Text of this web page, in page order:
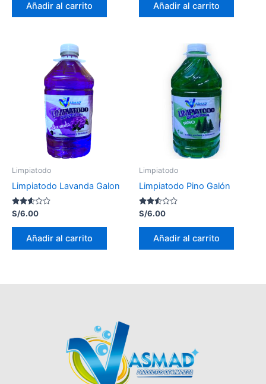
Añadir al carrito Añadir al carrito
Limpiatodo
Limpiatodo Lavanda Galon
Valorado
con
2.51
S/6.00
Añadir al carrito
Limpiatodo
Limpiatodo Pino Galón
Valorado
con
2.44
S/6.00
Añadir al carrito